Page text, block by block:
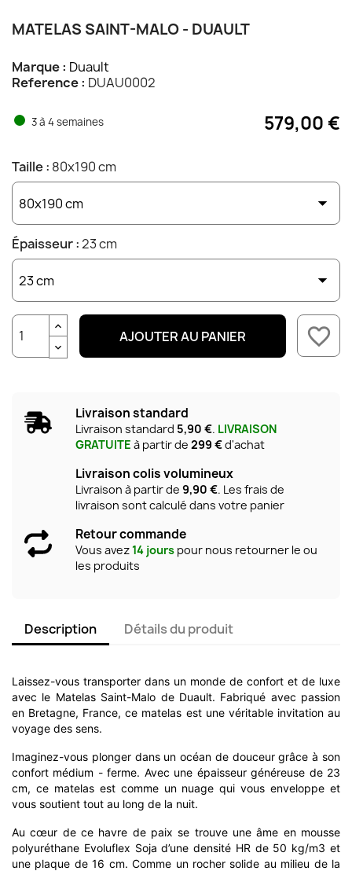
MATELAS SAINT-MALO - DUAULT
Marque : Duault
Reference : DUAU0002
3 à 4 semaines 579,00 €
Taille : 80x190 cm
Épaisseur :23 cm
AJOUTER AU PANIER favorite_border
Livraison standard
Livraison standard 5,90 €. LIVRAISON
GRATUITE à partir de 299 €d'achat
Livraison colis volumineux
Livraison à partir de 9,90 €. Les frais de
livraison sont calculé dans votre panier
Retour commande
Vous avez14 jours pour nous retourner le ou
les produits
Description Détails du produit
Laissez-vous transporter dans un monde de confort et de luxe
avec le Matelas Saint-Malo de Duault. Fabriqué avec passion
en Bretagne, France, ce matelas est une véritable invitation au
voyage des sens.
Imaginez-vous plonger dans un océan de douceur grâce à son
confort médium - ferme. Avec une épaisseur généreuse de 23
cm, ce matelas est comme un nuage qui vous enveloppe et
vous soutient tout au long de la nuit.
Au cœur de ce havre de paix se trouve une âme en mousse
polyuréthane Evoluflex Soja d’une densité HR de 50 kg/m3 et
une plaque de 16 cm. Comme un rocher solide au milieu de la